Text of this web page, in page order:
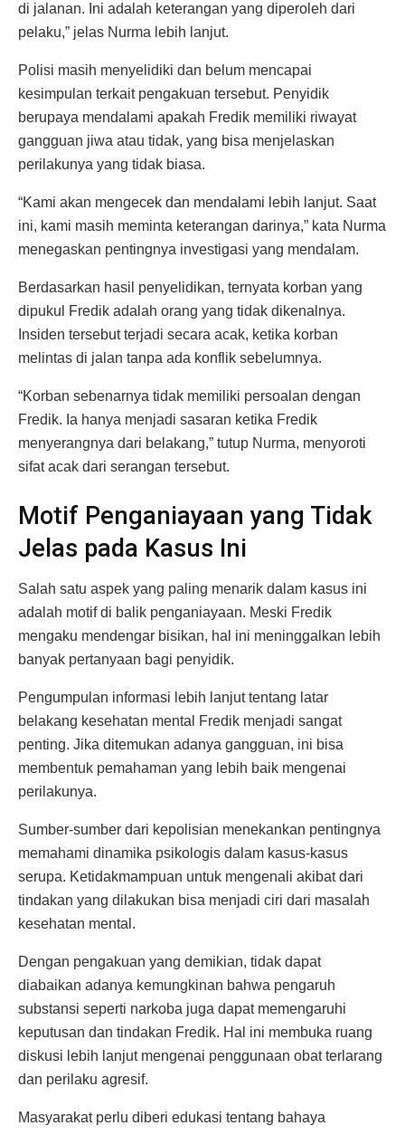
di jalanan. Ini adalah keterangan yang diperoleh dari
pelaku,” jelas Nurma lebih lanjut.
Polisi masih menyelidiki dan belum mencapai
kesimpulan terkait pengakuan tersebut. Penyidik
berupaya mendalami apakah Fredik memiliki riwayat
gangguan jiwa atau tidak, yang bisa menjelaskan
perilakunya yang tidak biasa.
“Kami akan mengecek dan mendalami lebih lanjut. Saat
ini, kami masih meminta keterangan darinya,” kata Nurma
menegaskan pentingnya investigasi yang mendalam.
Berdasarkan hasil penyelidikan, ternyata korban yang
dipukul Fredik adalah orang yang tidak dikenalnya.
Insiden tersebut terjadi secara acak, ketika korban
melintas di jalan tanpa ada konflik sebelumnya.
“Korban sebenarnya tidak memiliki persoalan dengan
Fredik. Ia hanya menjadi sasaran ketika Fredik
menyerangnya dari belakang,” tutup Nurma, menyoroti
sifat acak dari serangan tersebut.
Motif Penganiayaan yang Tidak
Jelas pada Kasus Ini
Salah satu aspek yang paling menarik dalam kasus ini
adalah motif di balik penganiayaan. Meski Fredik
mengaku mendengar bisikan, hal ini meninggalkan lebih
banyak pertanyaan bagi penyidik.
Pengumpulan informasi lebih lanjut tentang latar
belakang kesehatan mental Fredik menjadi sangat
penting. Jika ditemukan adanya gangguan, ini bisa
membentuk pemahaman yang lebih baik mengenai
perilakunya.
Sumber-sumber dari kepolisian menekankan pentingnya
memahami dinamika psikologis dalam kasus-kasus
serupa. Ketidakmampuan untuk mengenali akibat dari
tindakan yang dilakukan bisa menjadi ciri dari masalah
kesehatan mental.
Dengan pengakuan yang demikian, tidak dapat
diabaikan adanya kemungkinan bahwa pengaruh
substansi seperti narkoba juga dapat memengaruhi
keputusan dan tindakan Fredik. Hal ini membuka ruang
diskusi lebih lanjut mengenai penggunaan obat terlarang
dan perilaku agresif.
Masyarakat perlu diberi edukasi tentang bahaya